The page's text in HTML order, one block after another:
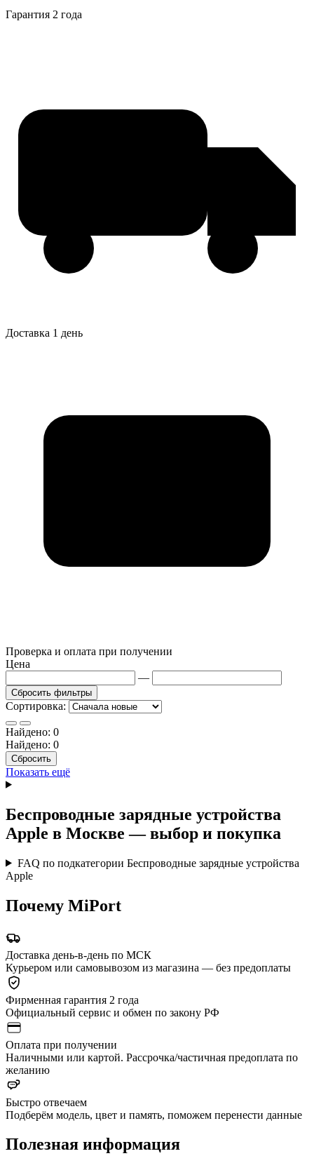
Гарантия 2 года
Доставка 1 день
Проверка и оплата при получении
Цена
—
Сбросить фильтры
Сортировка:
Найдено: 0
Найдено: 0
Сбросить
Показать ещё
Беспроводные зарядные устройства
Apple в Москве — выбор и покупка
FAQ по подкатегории Беспроводные зарядные устройства
Apple
Почему MiPort
Доставка день-в-день по МСК
Курьером или самовывозом из магазина — без предоплаты
Фирменная гарантия 2 года
Официальный сервис и обмен по закону РФ
Оплата при получении
Наличными или картой. Рассрочка/частичная предоплата по
желанию
Быстро отвечаем
Подберём модель, цвет и память, поможем перенести данные
Полезная информация